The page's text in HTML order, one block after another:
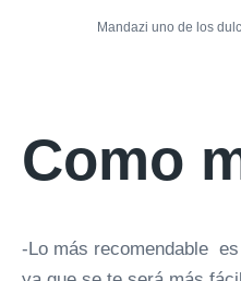
Mandazi uno de los
Como
-Lo más recomendable